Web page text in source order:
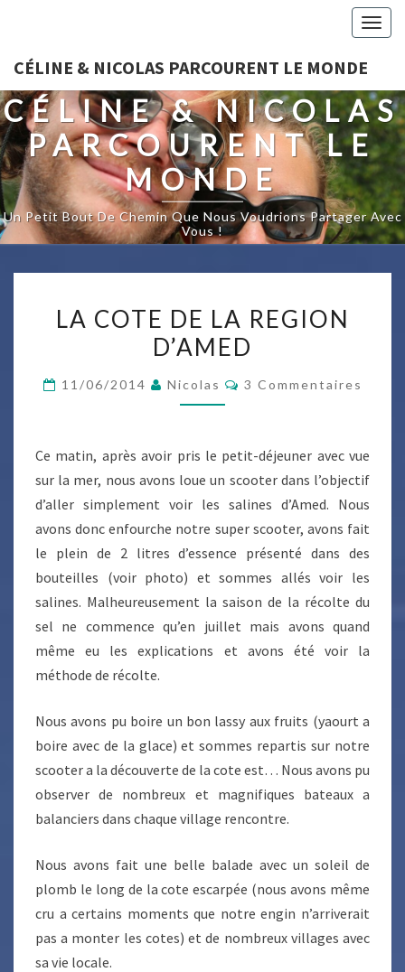
CÉLINE & NICOLAS PARCOURENT LE MONDE
CÉLINE & NICOLAS
PARCOURENT LE
MONDE
Un Petit Bout De Chemin Que Nous Voudrions Partager Avec
Vous !
COTE
DE
REGION
LA COTE DE LA REGION
D’AMED
11/06/2014 Nicolas Commentaires
3 Commentaires
Ce matin, après avoir pris le petit-déjeuner avec vue
sur la mer, nous avons loue un scooter dans l’objectif
d’aller simplement voir les salines d’Amed. Nous
avons donc enfourche notre super scooter, avons fait
le plein de 2 litres d’essence présenté dans des
bouteilles (voir photo) et sommes allés voir les
salines. Malheureusement la saison de la récolte du
sel ne commence qu’en juillet mais avons quand
même eu les explications et avons été voir la
méthode de récolte.
Nous avons pu boire un bon lassy aux fruits (yaourt a
boire avec de la glace) et sommes repartis sur notre
scooter a la découverte de la cote est… Nous avons pu
observer de nombreux et magnifiques bateaux a
balanciers dans chaque village rencontre.
Nous avons fait une belle balade avec un soleil de
plomb le long de la cote escarpée (nous avons même
cru a certains moments que notre engin n’arriverait
pas a monter les cotes) et de nombreux villages avec
sa vie locale.